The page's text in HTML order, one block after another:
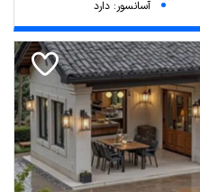
آسانسور: دارد